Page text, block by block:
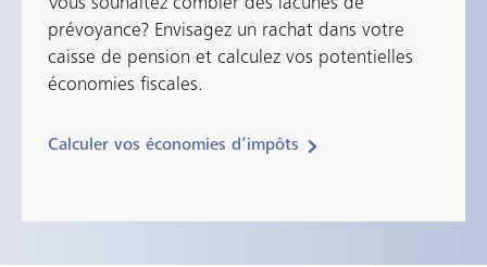
prévoyance? Envisagez un rachat dans votre
caisse de pension et calculez vos potentielles
économies fiscales.
Calculer vos économies d’impôts